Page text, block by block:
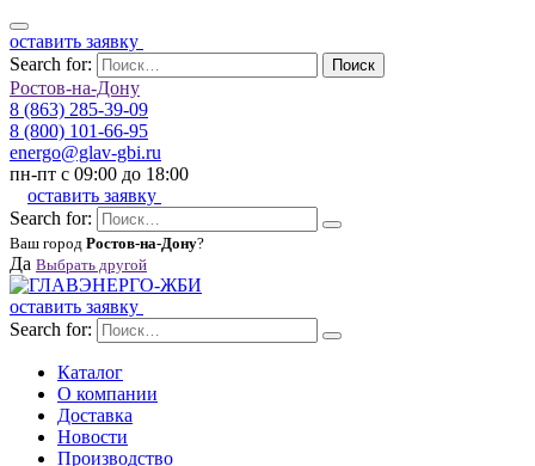
оставить заявку
Search for:
Поиск
Ростов-на-Дону
8 (863) 285-39-09
8 (800) 101-66-95
energo@glav-gbi.ru
пн-пт с 09:00 до 18:00
оставить заявку
Search for:
Ваш город Ростов-на-Дону?
Да Выбрать другой
оставить заявку
Search for:
Каталог
О компании
Доставка
Новости
Производство